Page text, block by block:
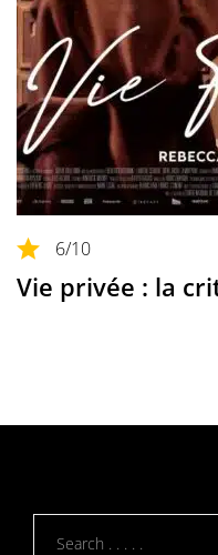
6/10
Vie privée : la